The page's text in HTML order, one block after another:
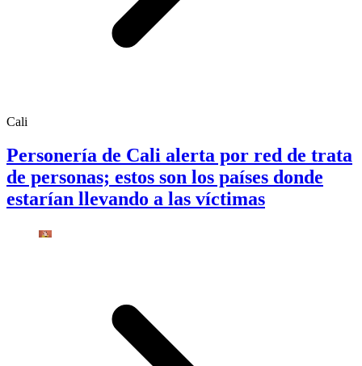
Cali
Personería de Cali alerta por red de trata
de personas; estos son los países donde
estarían llevando a las víctimas